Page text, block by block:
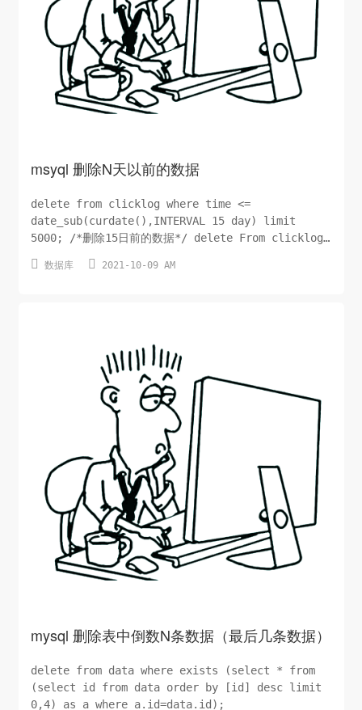
msyql 删除N天以前的数据
delete from clicklog where time <=
date_sub(curdate(),INTERVAL 15 day) limit
5000; /*删除15日前的数据*/ delete From clicklog
DATE(DATE_SUB(NOW(),INTERVAL 15 day)) limit
 数据库  2021-10-09 AM
mysql 删除表中倒数N条数据（最后几条数据）
delete from data where exists (select * from
(select id from data order by [id] desc limit
0,4) as a where a.id=data.id);